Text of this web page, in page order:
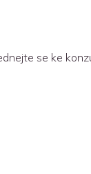
se ke